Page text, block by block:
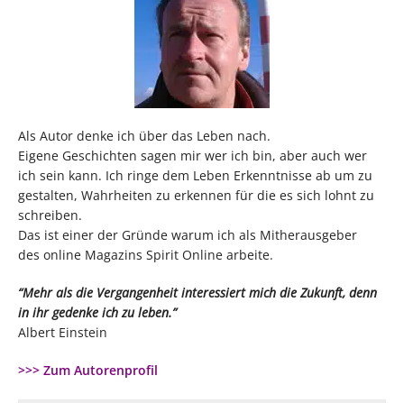
Als Autor denke ich über das Leben nach.
Eigene Geschichten sagen mir wer ich bin, aber auch wer
ich sein kann. Ich ringe dem Leben Erkenntnisse ab um zu
gestalten, Wahrheiten zu erkennen für die es sich lohnt zu
schreiben.
Das ist einer der Gründe warum ich als Mitherausgeber
des online Magazins Spirit Online arbeite.
“Mehr als die Vergangenheit interessiert mich die Zukunft, denn
in ihr gedenke ich zu leben.”
Albert Einstein
>>> Zum Autorenprofil